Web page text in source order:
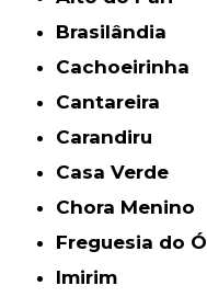
Brasilândia
Cachoeirinha
Cantareira
Carandiru
Casa Verde
Chora Menino
Freguesia do Ó
Imirim